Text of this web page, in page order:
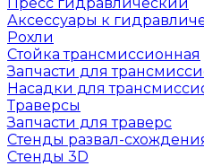
Аксессуары к
Рохли
Стойка трансмиссионная
Запчасти для
Насадки для
Траверсы
Запчасти для траверс
Стенды развал-
Стенды 3D